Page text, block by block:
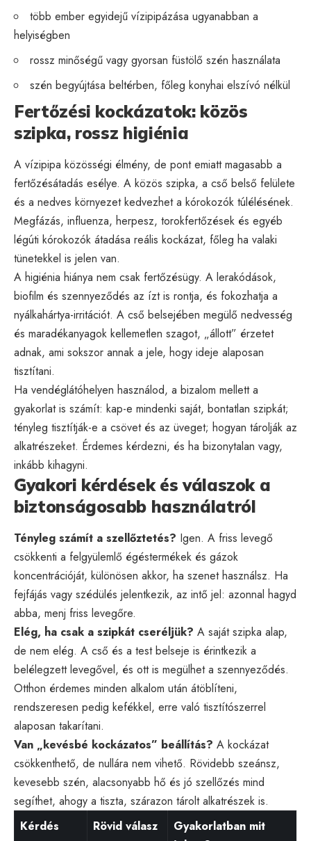
több ember egyidejű vízipipázása ugyanabban a
helyiségben
rossz minőségű vagy gyorsan füstölő szén használata
szén begyújtása beltérben, főleg konyhai elszívó nélkül
Fertőzési kockázatok: közös
szipka, rossz higiénia
A vízipipa közösségi élmény, de pont emiatt magasabb a
fertőzésátadás esélye. A közös szipka, a cső belső felülete
és a nedves környezet kedvezhet a kórokozók túlélésének.
Megfázás, influenza, herpesz, torokfertőzések és egyéb
légúti kórokozók átadása reális kockázat, főleg ha valaki
tünetekkel is jelen van.
A higiénia hiánya nem csak fertőzésügy. A lerakódások,
biofilm és szennyeződés az ízt is rontja, és fokozhatja a
nyálkahártya-irritációt. A cső belsejében megülő nedvesség
és maradékanyagok kellemetlen szagot, „állott” érzetet
adnak, ami sokszor annak a jele, hogy ideje alaposan
tisztítani.
Ha vendéglátóhelyen használod, a bizalom mellett a
gyakorlat is számít: kap-e mindenki saját, bontatlan szipkát;
tényleg tisztítják-e a csövet és az üveget; hogyan tárolják az
alkatrészeket. Érdemes kérdezni, és ha bizonytalan vagy,
inkább kihagyni.
Gyakori kérdések és válaszok a
biztonságosabb használatról
Tényleg számít a szellőztetés? Igen. A friss levegő
csökkenti a felgyülemlő égéstermékek és gázok
koncentrációját, különösen akkor, ha szenet használsz. Ha
fejfájás vagy szédülés jelentkezik, az intő jel: azonnal hagyd
abba, menj friss levegőre.
Elég, ha csak a szipkát cseréljük? A saját szipka alap,
de nem elég. A cső és a test belseje is érintkezik a
belélegzett levegővel, és ott is megülhet a szennyeződés.
Otthon érdemes minden alkalom után átöblíteni,
rendszeresen pedig kefékkel, erre való tisztítószerrel
alaposan takarítani.
Van „kevésbé kockázatos” beállítás? A kockázat
csökkenthető, de nullára nem vihető. Rövidebb szeánsz,
kevesebb szén, alacsonyabb hő és jó szellőzés mind
segíthet, ahogy a tiszta, szárazon tárolt alkatrészek is.
Kérdés
Rövid válasz
Gyakorlatban mit